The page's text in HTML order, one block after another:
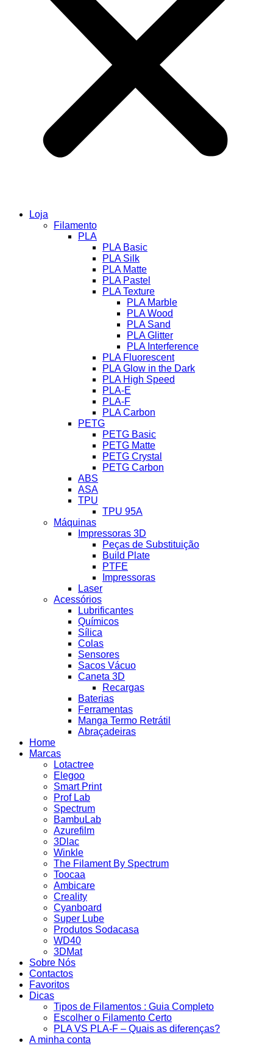
Loja
Filamento
PLA
PLA Basic
PLA Silk
PLA Matte
PLA Pastel
PLA Texture
PLA Marble
PLA Wood
PLA Sand
PLA Glitter
PLA Interference
PLA Fluorescent
PLA Glow in the Dark
PLA High Speed
PLA-E
PLA-F
PLA Carbon
PETG
PETG Basic
PETG Matte
PETG Crystal
PETG Carbon
ABS
ASA
TPU
TPU 95A
Máquinas
Impressoras 3D
Peças de Substituição
Build Plate
PTFE
Impressoras
Laser
Acessórios
Lubrificantes
Químicos
Sílica
Colas
Sensores
Sacos Vácuo
Caneta 3D
Recargas
Baterias
Ferramentas
Manga Termo Retrátil
Abraçadeiras
Home
Marcas
Lotactree
Elegoo
Smart Print
Prof Lab
Spectrum
BambuLab
Azurefilm
3Dlac
Winkle
The Filament By Spectrum
Toocaa
Ambicare
Creality
Cyanboard
Super Lube
Produtos Sodacasa
WD40
3DMat
Sobre Nós
Contactos
Favoritos
Dicas
Tipos de Filamentos : Guia Completo
Escolher o Filamento Certo
PLA VS PLA-F – Quais as diferenças?
A minha conta